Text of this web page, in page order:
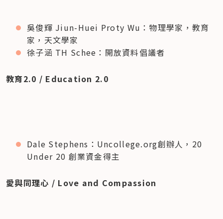
吳俊輝 Jiun-Huei Proty Wu：物理學家，教育
家，天文學家
徐子涵 TH Schee：開放資料倡議者
教育2.0 / Education 2.0
Dale Stephens：Uncollege.org創辦人，20
Under 20 創業資金得主
愛與同理心 / Love and Compassion